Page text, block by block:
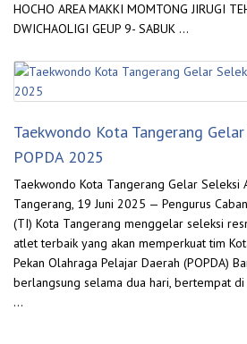
HOCHO AREA MAKKI MOMTONG JIRUGI
DWICHAOLIGI GEUP 9- SABUK …
Taekwondo Kota Tangerang
POPDA 2025
Taekwondo Kota Tangerang Gelar Seleksi
Tangerang, 19 Juni 2025 — Pengurus
(TI) Kota Tangerang menggelar seleksi
atlet terbaik yang akan memperkuat tim
Pekan Olahraga Pelajar Daerah (POPDA)
berlangsung selama dua hari, bertempat di
…